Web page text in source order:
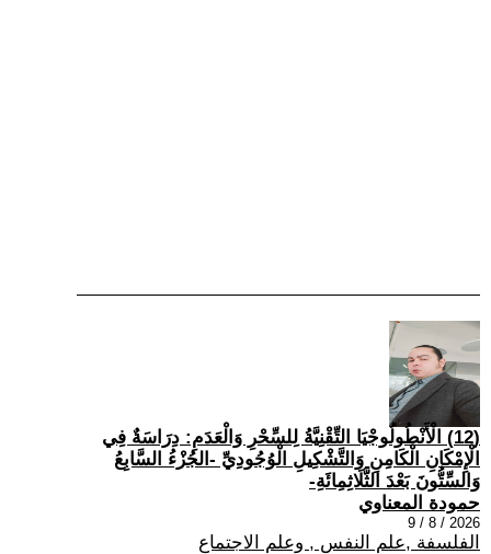
(12) الْأَنْطُولُوجْيَا التِّقْنِيَّةُ لِلسِّحْرِ وَالْعَدَمِ: دِرَاسَةٌ فِي
الْإِمْكَانِ الْكَامِنِ وَالتَّشْكِيلِ الْوُجُودِيِّ -الجُزْءُ السَّابِعُ
وَالسِّتُّونَ بَعْدَ الثَّلَاثِمِائَةِ-
حمودة المعناوي
2026 / 8 / 9
الفلسفة ,علم النفس , وعلم الاجتماع